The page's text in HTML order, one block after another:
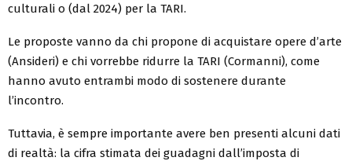
culturali o (dal 2024) per la TARI.
Le proposte vanno da chi propone di acquistare opere d’arte
(Ansideri) e chi vorrebbe ridurre la TARI (Cormanni), come
hanno avuto entrambi modo di sostenere durante
l’incontro.
Tuttavia, è sempre importante avere ben presenti alcuni dati
di realtà: la cifra stimata dei guadagni dall’imposta di